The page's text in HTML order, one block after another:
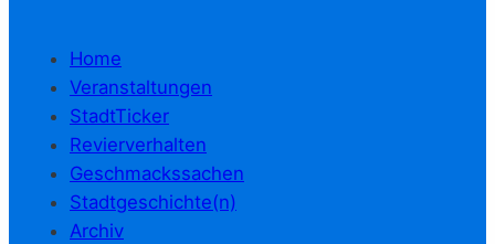
Home
Veranstaltungen
StadtTicker
Revierverhalten
Geschmackssachen
Stadtgeschichte(n)
Archiv